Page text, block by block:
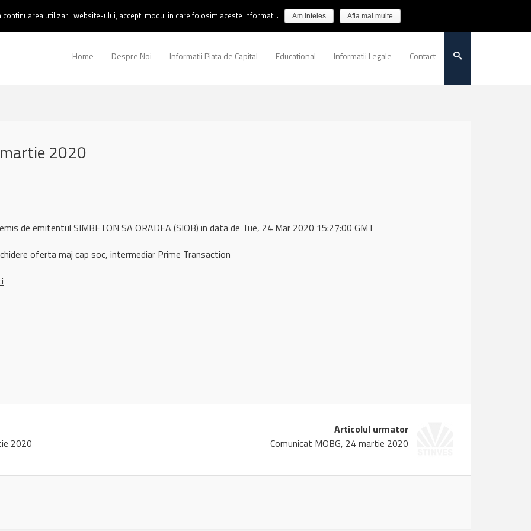
Home Despre Noi Informatii Piata de Capital Educational Informatii Legale Contact
2020
de emitentul SIMBETON SA ORADEA (SIOB) in data de Tue, 24 Mar 2020 15:27:00 GMT
oferta maj cap soc, intermediar Prime Transaction
2020
Articolul urmator
Comunicat MOBG, 24 martie 2020
utilizarii website-ului, accepti modul in care folosim aceste informatii. Am inteles Afla mai multe